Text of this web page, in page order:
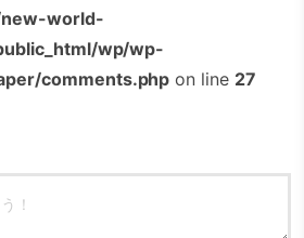
world-
wp/wp-
comments.php on line 27